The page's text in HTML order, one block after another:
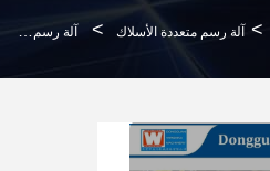
> آلة رسم متعددة الأسلاك > آلة رسم سلك مزدوج من نوع القماش السيراميكي مع استهلاك طاقة منخفض